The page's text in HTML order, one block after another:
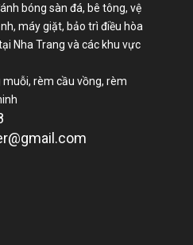
bóng sàn đá, bê tông, vệ
máy giặt, bảo trì điều hòa
Nha Trang và các khu vực
rèm cầu vồng, rèm